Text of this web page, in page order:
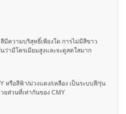
มีความบริสุทธิ์เพียงใด การไม่มีสีขาว
ว่ามีโครเมียมสูงและจะดูสดใสมาก
หรือสีฟ้า/ม่วงแดง/เหลือง เป็นระบบสี/รุ่น
ส่วนที่เท่ากันของ CMY